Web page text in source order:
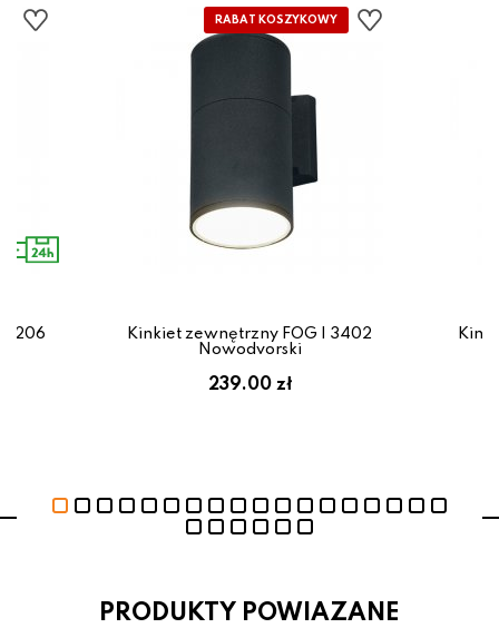
Kinkiet zewnętrzny FOG I 3402
Nowodvorski
239.00 zł
PRODUKTY POWIAZANE